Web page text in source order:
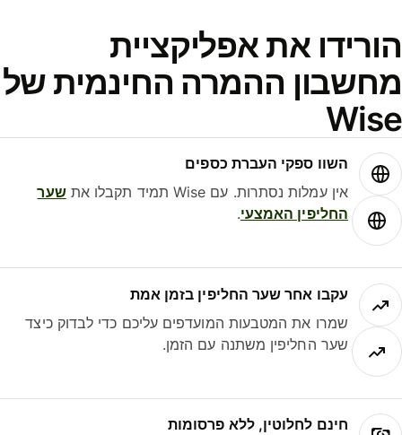
את אפליקציית
ההמרה החינמית של
השוו ספקי העברת כספים
אין עמלות נסתרות. עם Wise תמיד תקבלו את
שער
החליפין האמצעי.
עקבו אחר שער החליפין בזמן אמת
שמרו את המטבעות המועדפים עליכם כדי לבדוק כיצד
שער החליפין משתנה עם הזמן.
חינם לחלוטין, ללא פרסומות